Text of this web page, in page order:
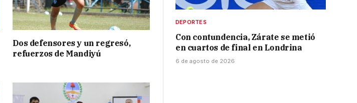
Dos defensores y un regresó,
refuerzos de Mandiyú
DEPORTES
Con contundencia, Zárate se metió
en cuartos de final en Londrina
6 de agosto de 2026